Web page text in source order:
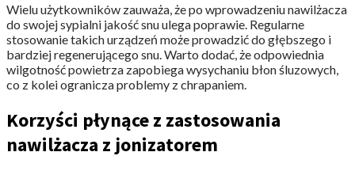
Wielu użytkowników zauważa, że po wprowadzeniu nawilżacza
do swojej sypialni jakość snu ulega poprawie. Regularne
stosowanie takich urządzeń może prowadzić do głębszego i
bardziej regenerującego snu. Warto dodać, że odpowiednia
wilgotność powietrza zapobiega wysychaniu błon śluzowych,
co z kolei ogranicza problemy z chrapaniem.
Korzyści płynące z zastosowania
nawilżacza z jonizatorem